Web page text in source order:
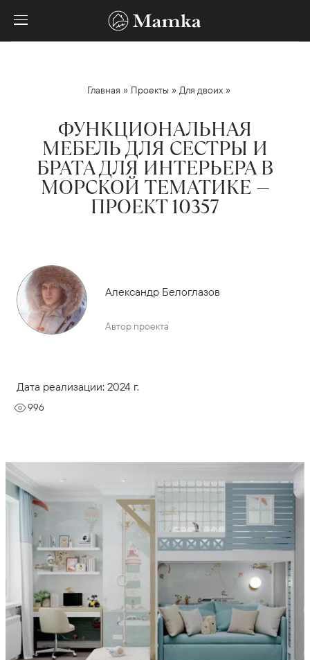
Главная » Проекты » Для двоих»
ФУНКЦИОНАЛЬНАЯ
МЕБЕЛЬ ДЛЯ СЕСТРЫ И
БРАТА ДЛЯ ИНТЕРЬЕРА В
МОРСКОЙ ТЕМАТИКЕ —
ПРОЕКТ 10357
Александр Белоглазов
Автор проекта
Дата реализации: 2024 г.
996